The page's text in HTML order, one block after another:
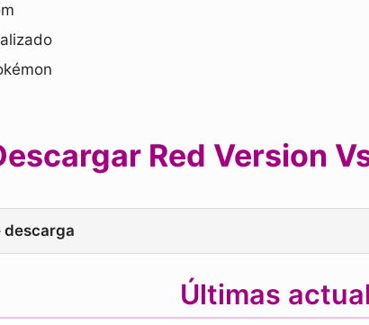
Red Version
descarga
Últimas